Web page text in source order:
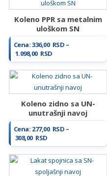
920,00 RSD
Koleno PPR sa metalnim
uloškom SN
Cena:336,00 RSD –
1.098,00 RSD
Raspon
cena:
od
336,00 RSD
1.098,00 RSD
Koleno zidno sa UN-
unutrašnji navoj
Cena: 277,00 RSD –
308,00 RSD
Raspon
cena:
od
277,00 RSD